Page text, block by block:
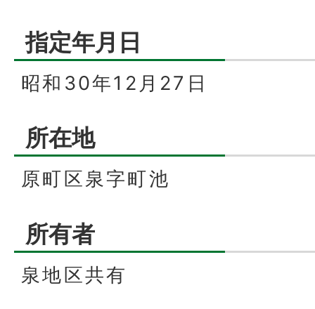
指定年月日
昭和30年12月27日
所在地
原町区泉字町池
所有者
泉地区共有